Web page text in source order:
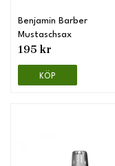
Benjamin Barber
Mustaschsax
195 kr
KÖP